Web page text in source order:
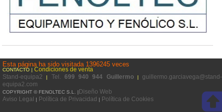
CONTACTO | Condiciones de venta
Stand-equipa2
| Tel. 699 940 944 Guillermo | guillermo.garciavega@stand-
equipa2.com
Esta página ha sido visitada 1396245 veces
COPYRIGHT © FENOLTEC S.L. | Diseño Web
Aviso Legal
| Política de Privacidad | Política de Cookies